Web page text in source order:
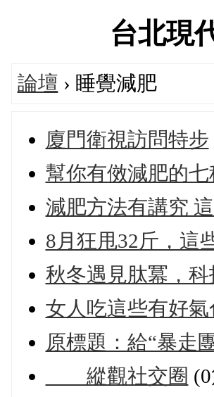
台北現
論壇 › 睡覺減肥
廈門衛視訪問特步
幫你有傚減肥的
減肥方法有講究
8月狂甩32斤，這
秋冬遇見肽冪，
女人吃這些有好
原標題：給“暴走
縱觀社交圈